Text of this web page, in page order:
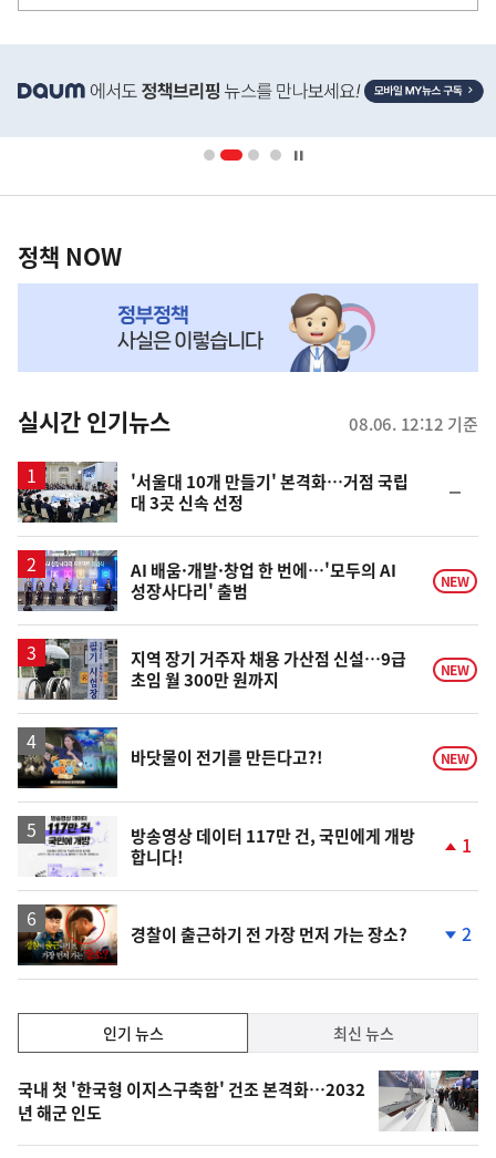
다
음
기
단
영
책
NOW,
뉴
스
정책 NOW
실시간 인기뉴스 08.06. 12:12 기준
'서울대 10개 만들기' 본격화…거점 국립
대 3곳 신속 선정
일
AI 배움·개발·창업 한 번에…'모두의 AI
성장사다리' 출범
NEW
지역 장기 거주자 채용 가산점 신설…9급
초임 월 300만 원까지
NEW
영
상
바닷물이 전기를 만든다고?! NEW
방송영상 데이터 117만 건, 국민에게 개방
합니다!
1
영
상
경찰이 출근하기 전 가장 먼저 가는 장소?
락
2
기,
최
신,
인기 뉴스 최신 뉴스
기
뉴
스
국내 첫 '한국형 이지스구축함' 건조 본격화…2032
년 해군 인도